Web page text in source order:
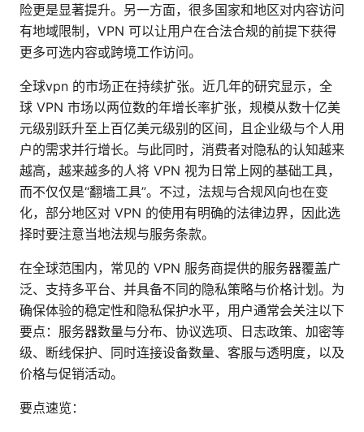
险更是显著提升。另一方面，很多国家和地区对内容访问
有地域限制，VPN 可以让用户在合法合规的前提下获得
更多可选内容或跨境工作访问。
全球vpn 的市场正在持续扩张。近几年的研究显示，全
球 VPN 市场以两位数的年增长率扩张，规模从数十亿美
元级别跃升至上百亿美元级别的区间，且企业级与个人用
户的需求并行增长。与此同时，消费者对隐私的认知越来
越高，越来越多的人将 VPN 视为日常上网的基础工具，
而不仅仅是“翻墙工具”。不过，法规与合规风向也在变
化，部分地区对 VPN 的使用有明确的法律边界，因此选
择时要注意当地法规与服务条款。
在全球范围内，常见的 VPN 服务商提供的服务器覆盖广
泛、支持多平台、并具备不同的隐私策略与价格计划。为
确保体验的稳定性和隐私保护水平，用户通常会关注以下
要点：服务器数量与分布、协议选项、日志政策、加密等
级、断线保护、同时连接设备数量、客服与透明度，以及
价格与促销活动。
要点速览：